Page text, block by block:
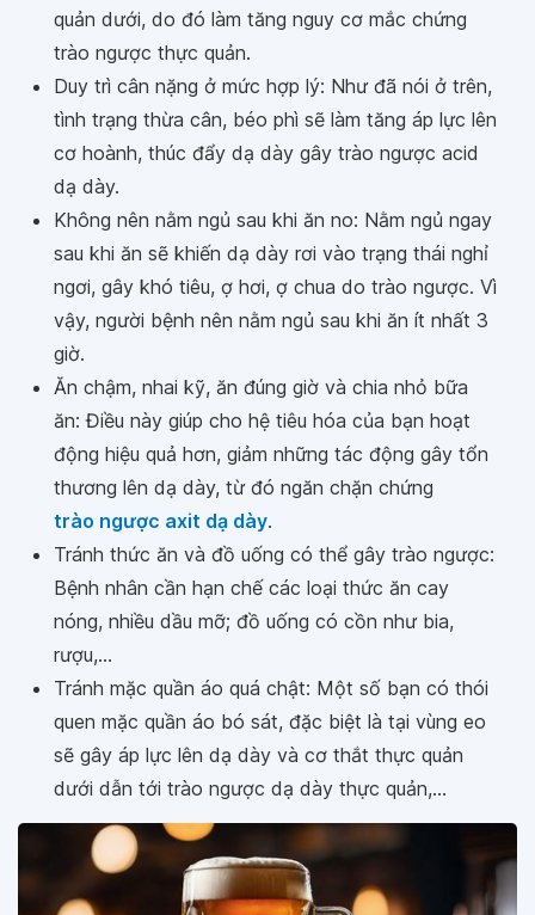
quản dưới, do đó làm tăng nguy cơ mắc chứng
trào ngược thực quản.
Duy trì cân nặng ở mức hợp lý: Như đã nói ở trên,
tình trạng thừa cân, béo phì sẽ làm tăng áp lực lên
cơ hoành, thúc đẩy dạ dày gây trào ngược acid
dạ dày.
Không nên nằm ngủ sau khi ăn no: Nằm ngủ ngay
sau khi ăn sẽ khiến dạ dày rơi vào trạng thái nghỉ
ngơi, gây khó tiêu, ợ hơi, ợ chua do trào ngược. Vì
vậy, người bệnh nên nằm ngủ sau khi ăn ít nhất 3
giờ.
Ăn chậm, nhai kỹ, ăn đúng giờ và chia nhỏ bữa
ăn: Điều này giúp cho hệ tiêu hóa của bạn hoạt
động hiệu quả hơn, giảm những tác động gây tổn
thương lên dạ dày, từ đó ngăn chặn chứng
trào ngược axit dạ dày.
Tránh thức ăn và đồ uống có thể gây trào ngược:
Bệnh nhân cần hạn chế các loại thức ăn cay
nóng, nhiều dầu mỡ; đồ uống có cồn như bia,
rượu,...
Tránh mặc quần áo quá chật: Một số bạn có thói
quen mặc quần áo bó sát, đặc biệt là tại vùng eo
sẽ gây áp lực lên dạ dày và cơ thắt thực quản
dưới dẫn tới trào ngược dạ dày thực quản,...